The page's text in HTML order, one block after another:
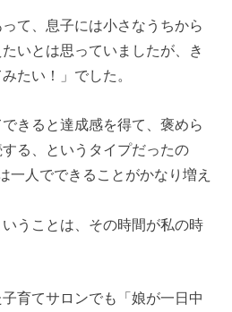
て、息子には小さなうちから
いとは思っていましたが、き
たい！」でした。
きると達成感を得て、褒めら
る、というタイプだったの
一人でできることがかなり増え
うことは、その時間が私の時
育てサロンでも「娘が一日中